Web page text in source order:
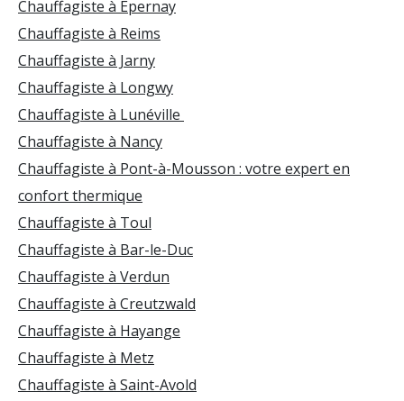
Chauffagiste à Épernay
Chauffagiste à Reims
Chauffagiste à Jarny
Chauffagiste à Longwy
Chauffagiste à Lunéville
Chauffagiste à Nancy
Chauffagiste à Pont-à-Mousson : votre expert en
confort thermique
Chauffagiste à Toul
Chauffagiste à Bar-le-Duc
Chauffagiste à Verdun
Chauffagiste à Creutzwald
Chauffagiste à Hayange
Chauffagiste à Metz
Chauffagiste à Saint-Avold